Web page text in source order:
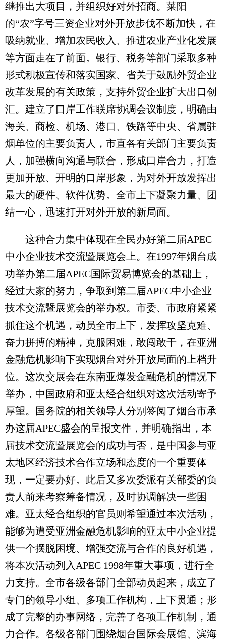
继推出大项目，并组织好对外招商。莱阳
的“农”字号三资企业对外开放步伐不断加快，在
吸纳就业、增加农民收入、推进农业产业化发展
等方面走在了前面。银行、税务等部门采取多种
形式积极宣传和落实国家、省关于鼓励外贸企业
改革发展的有关政策，支持外贸企业扩大出口创
汇。建立了口岸工作联席协调会议制度，明确由
海关、商检、机场、港口、铁路等中央、省属驻
烟单位的主要负责人，市直各有关部门主要负责
人，加强横向沟通与联合，形成口岸合力，打造
更加开放、开明的口岸形象，为对外开放发挥出
最大的硬件、软件优势。全市上下凝聚力量、团
结一心，迅速打开对外开放的新局面。
这种合力集中体现在全民办好第二届APEC
中小企业技术交流暨展览会上。在1997年烟台成
功举办第二届APEC国际贸易博览会的基础上，
经过大家的努力，争取到第二届APEC中小企业
技术交流暨展览会的举办权。市委、市政府紧紧
抓住这个机遇，动员全市上下，发挥攻坚克难、
奋力拼搏的精神，克服困难，敢闯敢干，在亚洲
金融危机影响下实现烟台对外开放局面的上档升
位。这次交展会在东南亚爆发金融危机的情况下
举办，中国政府和亚太经合组织对这次活动寄予
厚望。国务院的相关领导人分别签阅了烟台市承
办这届APEC盛会的呈报文件，并明确指出，本
届技术交流暨展览会的成功与否，是中国参与亚
太地区经济技术合作立场和态度的一个重要体
现，一定要办好。此后又多次委派有关部委的负
责人前来考察筹备情况，及时协调解决一些困
难。亚太经合组织的官员则希望通过本次活动，
能够为遭受亚洲金融危机影响的亚太中小企业提
供一个摆脱困境、增强交流与合作的良好机遇，
将本次活动列入APEC 1998年重大事项，进行全
力支持。全市各级各部门全部动员起来，成立了
专门的领导小组、多项工作机构，上下贯通；形
成了完整的办事网络，完善了各项工作机制，通
力合作。各级各部门围绕烟台国际会展馆、滨海